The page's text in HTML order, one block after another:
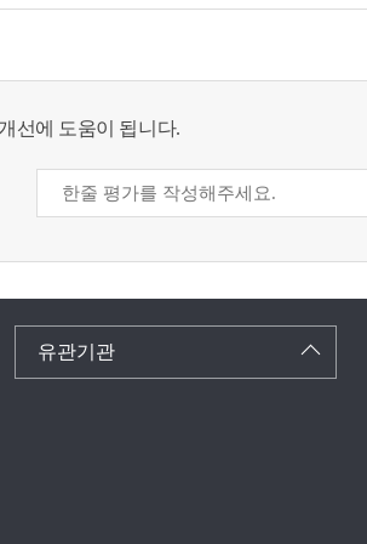
선에 도움이 됩니다.
유관기관